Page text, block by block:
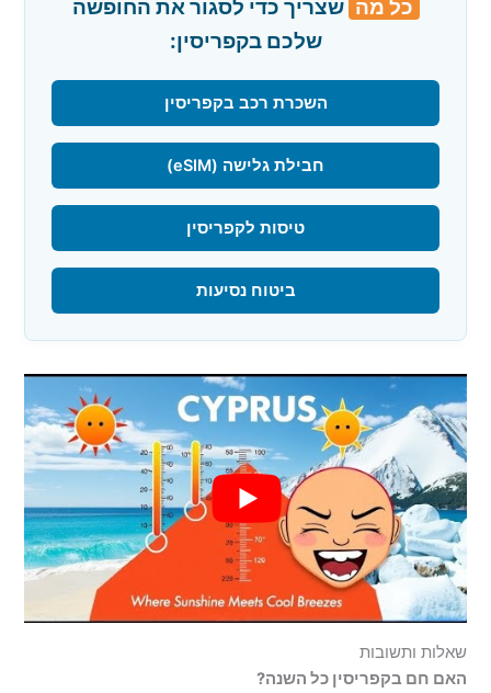
כל מה שצריך כדי לסגור את החופשה
שלכם בקפריסין:
השכרת רכב בקפריסין
חבילת גלישה (eSIM)
טיסות לקפריסין
ביטוח נסיעות
שאלות ותשובות
האם חם בקפריסין כל השנה?